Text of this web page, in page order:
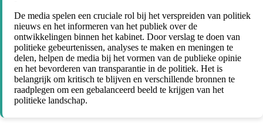
De media spelen een cruciale rol bij het verspreiden van politiek
nieuws en het informeren van het publiek over de
ontwikkelingen binnen het kabinet. Door verslag te doen van
politieke gebeurtenissen, analyses te maken en meningen te
delen, helpen de media bij het vormen van de publieke opinie
en het bevorderen van transparantie in de politiek. Het is
belangrijk om kritisch te blijven en verschillende bronnen te
raadplegen om een gebalanceerd beeld te krijgen van het
politieke landschap.